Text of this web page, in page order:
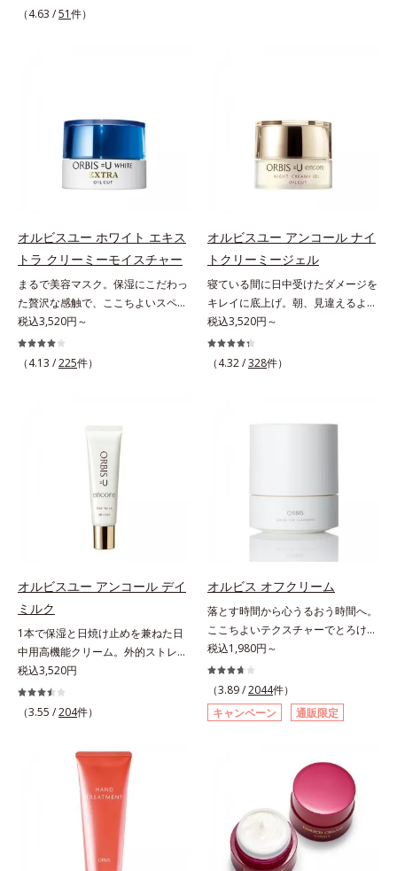
肌のふっくら感や透明感を叶えま
す。*1 メラニンの生成を抑え、シ
ミ・ソバカスを防ぐ（ウォッシュを
除く）*2 オルビス内スキンケアシ
リーズの保湿力*3 年齢に応じたお
乾燥による*7 保湿成分*8 ロニ
セラカエルレア果汁、ノバラエキス
配合＝うるおいを与えハリと透明感
に満ちた肌へ導く保湿成分*9 メマ
ツヨイグサ抽出液、スイカズラエキ
ス配合＝角層のすみずみまで水分・
油分を保ち、ハリ・ツヤを与える保
湿成分*10 気持ちのこと
ケアとして*4 ナイアシンアミド
性の清潔感、爽やかさ、若々しさの
の乾燥・テカリへのケアはそのまま
に、肌荒れ・ニキビ予防など“今”の
肌悩みに応え、“未来”を見据えて好
印象の鍵となるハリ・ツヤへもアプ
アイテム同士をなじみやすくする
「うるおいコネクト設計」を採用。
8アイテム分の機能を3ステップに集
約し、よりシンプルなお手入れで、
ハリ・ツヤのある好印象な清潔透明
肌(*1)へ導きます。*1 うるおいによ
る透明感のある肌*2 男性の顔画像
を用いた印象評価において、基準画
2022年12月22日時点で、科学文献
データベースPubMed及びGoogle
scholarにより国内化粧品業界にお
いて該当文献がないことを確認（ポ
ーラ化成研究所調べ）
（4.63 /51件）
UVカット効果の低下を予防しま
す。それでいて、肌にスルスルのび
てピタッと密着するジェル感触で、
毎日使いたくなる極上のつけごこ
ち。さらに、塗るたびにうれしいス
機能を維持する白様雪(R)エキス(*2)
とアルニカ花エキス(*3)が、紫外線
ダメージ(*4)にもゆらぎにくいすこ
やかな肌に整え、ローズヒップエキ
ス(*5)と浸透型コラーゲン(*6)が透
明感を引き出し、肌のハリ感をサポ
ートします。スーパーウォータープ
ルーフだから、海やプールなどのア
りのため、顔に使用する場合は、化
粧下地のご使用をおすすめします。
とすときには洗浄料やボディ用洗浄
料を使って、ていねいに洗い流して
ルビス サンスクリーン®内ウォータ
ープルーフ効果として*2 サッカロ
ミセス/ハトムギ種子発酵液配合＝
保湿成分*3 保湿成分*4 乾燥など*5
カニナバラ果実エキス配合＝保湿成
分*6 加水分解コラーゲン配合＝保
オルビスユー ホワイト エキス
トラ クリーミーモイスチャー
まるで美容マスク。保湿にこだわっ
た贅沢な感触で、ここちよいスペシ
ャルケアを。若々しく透明感のある
美肌を構成する要素と、年齢肌(*1)
のメラニン生成にアプローチして、
上げを図ります。さらに、シミと年
齢の関係に着目。点在するシミだけ
でなく、メラニンが蓄積しがちな年
齢肌の“メラニンメタボ(*2)”にアプ
ローチして、澄みわたる美肌を目指
します。*1 年齢を重ねた肌*2 メラ
ニンが過剰に生成する状態*3 メラ
を防ぐ*4 コラーゲン・トリペプチ
税込3,520円～
（4.13 /225件）
オルビスユー アンコール ナイ
トクリーミージェル
寝ている間に日中受けたダメージを
キレイに底上げ。朝、見違えるよう
なハリ感に。諦めかけていたハリ不
足、うるおい低下に先端科学ケア
(*1)でアプローチするエイジングケ
感のある肌へ導きます。さらに、水
でも油でもない第3の成分、even
配合することにより、水でも油でも
実現できなかった、“濃密なうるお
つの感触の両立に成功。ごわつく年
齢肌を柔肌に整え、未体験の肌感触
を叶えます。*1 保湿*2 年齢に応じ
たお手入れ *3 D.N.A.＝Daily New
Approach*4 HSP含有酵母エキス＝
保湿成分
税込3,520円～
（4.32 /328件）
オルビスユー アンコール デイ
ミルク
1本で保湿と日焼け止めを兼ねた日
中用高機能クリーム。外的ストレス
(*5)から肌を徹底ガード。諦めかけ
ていたハリ不足、うるおい低下に先
端科学ケア(*1)でアプローチするエ
D.N.A.(*3) ヒビスエキスとHSP（ヒ
ートショックプロテイン）(*4)の合
わせ技で、目元、フェイスラインな
ど、年齢を重ねるにつれハリ不足、
うるおい低下を感じやすい部位に働
きかけ、ハリ感のある肌へ導きま
税込3,520円
（3.55 /204件）
オルビス オフクリーム
落とす時間から心うるおう時間へ。
ここちよいテクスチャーでとろける
クレンジング。“落とすだけ”の時間
から、かけがえのないリラックスタ
イムへ―。忙しい日々を送る現代女
性にとって、クレンジングは“落と
すだけ”の作業になりがち。オルビ
切り替える大切なステップとなるク
レンジング。人が本能的にここちよ
さを感じる“秒速5cm”の動きに着目
し、顔全体にやさしく円を描くよう
になじませると、自然とその動きに
導くこだわりのテクスチャーを採用
税込1,980円～
（3.89 /2044件）
キャンペーン
通販限定